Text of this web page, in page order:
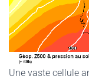
Une vaste cellule